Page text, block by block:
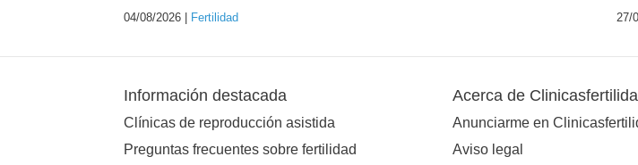
04/08/2026 | Fertilidad 27/
Información destacada
Clínicas de reproducción asistida
Preguntas frecuentes sobre fertilidad
Acerca de
Anunciarme en
Aviso legal